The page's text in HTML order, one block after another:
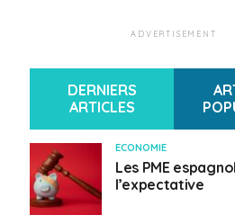
ADVERTISEMENT
DERNIERS
ARTICLES
ECONOMIE
Les PME
l’expectative